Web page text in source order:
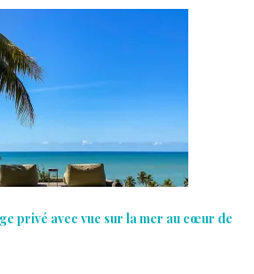
privé avec vue sur la mer au cœur de